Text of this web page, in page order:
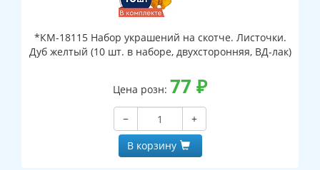
*КМ-18115 Набор украшений на скотче. Листочки.
Дуб желтый (10 шт. в наборе, двухсторонняя, ВД-лак)
Цена розн: 77 ₽
−
+
В корзину